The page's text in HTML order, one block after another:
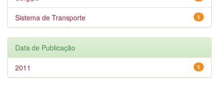
1
Sistema de Transporte
Data de Publicação
1
2011